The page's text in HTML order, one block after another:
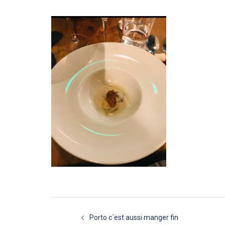
Navigation
Porto c´est aussi manger fin